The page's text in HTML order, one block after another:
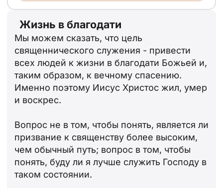
Жизнь в благодати
Мы можем сказать, что цель
священнического служения - привести
всех людей к жизни в благодати Божьей и,
таким образом, к вечному спасению.
Именно поэтому Иисус Христос жил, умер
и воскрес.
Вопрос не в том, чтобы понять, является ли
призвание к священству более высоким,
чем обычный путь; вопрос в том, чтобы
понять, буду ли я лучше служить Господу в
таком состоянии.